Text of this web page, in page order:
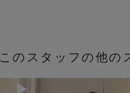
このスタッフの他の